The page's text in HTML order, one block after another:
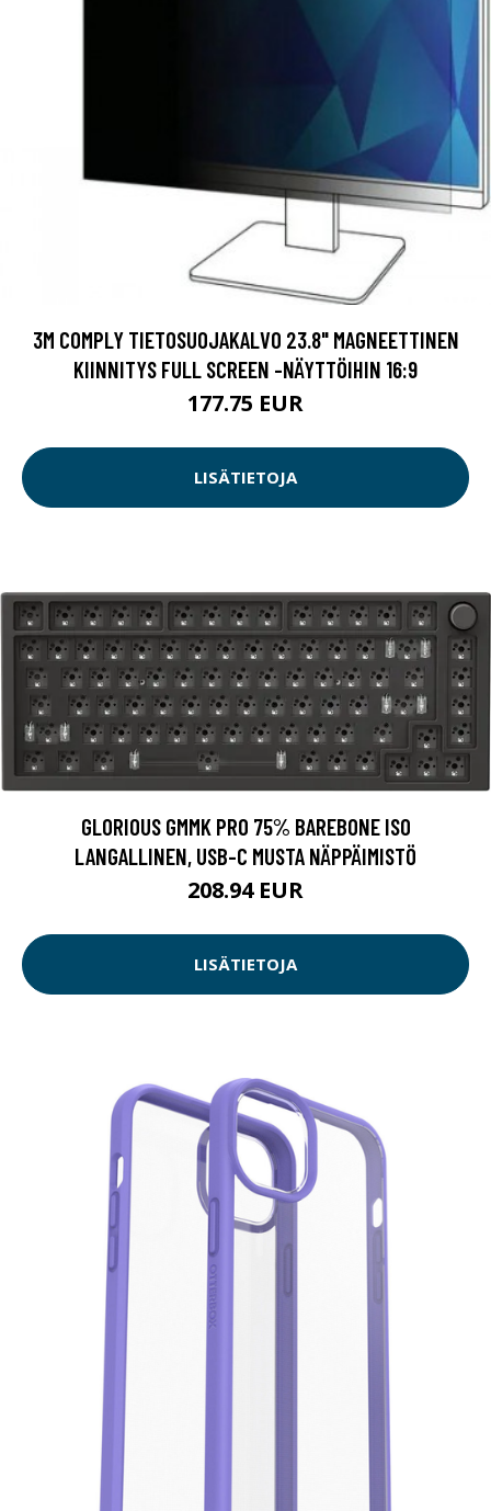
3M COMPLY TIETOSUOJAKALVO 23.8" MAGNEETTINEN
KIINNITYS FULL SCREEN -NÄYTTÖIHIN 16:9
177.75 EUR
LISÄTIETOJA
GLORIOUS GMMK PRO 75% BAREBONE ISO
LANGALLINEN, USB-C MUSTA NÄPPÄIMISTÖ
208.94 EUR
LISÄTIETOJA